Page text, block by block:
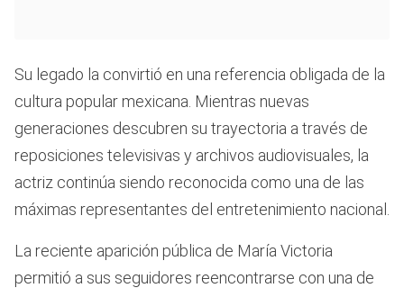
Su legado la convirtió en una referencia obligada de la
cultura popular mexicana. Mientras nuevas
generaciones descubren su trayectoria a través de
reposiciones televisivas y archivos audiovisuales, la
actriz continúa siendo reconocida como una de las
máximas representantes del entretenimiento nacional.
La reciente aparición pública de María Victoria
permitió a sus seguidores reencontrarse con una de